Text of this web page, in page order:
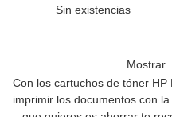
Sin existencias
Mostrar
Con los cartuchos de tóner
imprimir los documentos con